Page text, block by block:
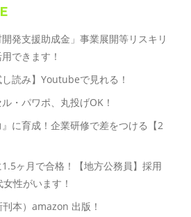
開発支援助成金」事業展開等リスキリ
できます！
読み】Youtubeで見れる！
・パワポ、丸投げOK！
に育成！企業研修で差をつける【2
1.5ヶ月で合格！【地方公務員】採用
性がいます！
本）amazon 出版！